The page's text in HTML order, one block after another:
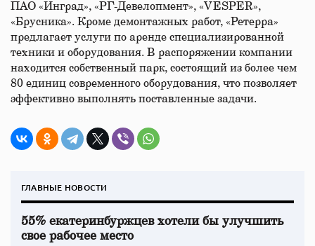
ПАО «Инград», «РГ-Девелопмент», «VESPER»,
«Брусника». Кроме демонтажных работ, «Ретерра»
предлагает услуги по аренде специализированной
техники и оборудования. В распоряжении компании
находится собственный парк, состоящий из более чем
80 единиц современного оборудования, что позволяет
эффективно выполнять поставленные задачи.
ГЛАВНЫЕ НОВОСТИ
55% екатеринбуржцев хотели бы улучшить
свое рабочее место